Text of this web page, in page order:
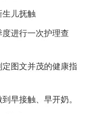
儿抚触
进行一次护理查
图文并茂的健康指
早接触、早开奶。